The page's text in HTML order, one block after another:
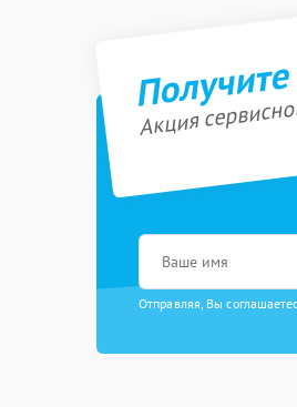
Акция
Отправляя, Вы